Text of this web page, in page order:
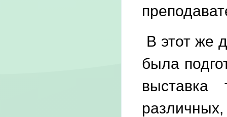
В этот же
была
выставка